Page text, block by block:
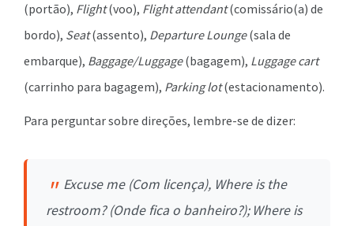
(portão), Flight(voo), Flightattendant(comissário(a) de
bordo), Seat(assento), Departure Lounge(sala de
embarque), Baggage/Luggage(bagagem), Luggagecart
(carrinho para bagagem), Parking lot(estacionamento).
Para perguntar sobre direções, lembre-se de dizer:
Excuseme(Com licença), Where is the
restroom?(Onde fica o banheiro?); Where is